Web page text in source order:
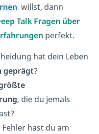
willst, dann
eep Talk Fragen über
perfekt.
hat dein Leben
geprägt?
, die du jemals
hast du am